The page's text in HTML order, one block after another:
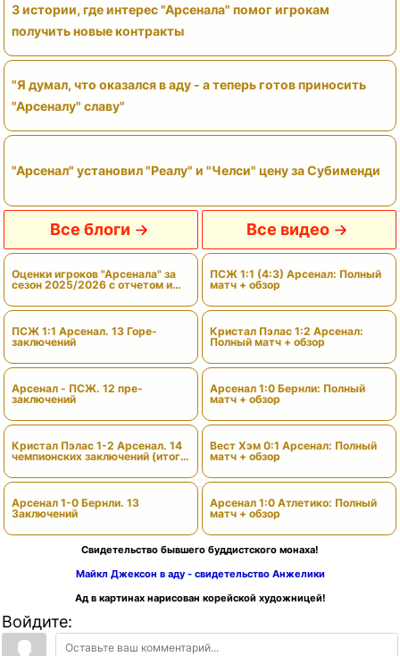
3 истории, где интерес "Арсенала" помог игрокам
получить новые контракты
"Я думал, что оказался в аду - а теперь готов приносить
"Арсеналу" славу"
"Арсенал" установил "Реалу" и "Челси" цену за Субименди
Все блоги
Оценки игроков "Арсенала" за
сезон 2025/2026 с отчетом и
ПСЖ 1:1 Арсенал. 13 Горе-
заключений
Арсенал - ПСЖ. 12 пре-
заключений
Кристал Пэлас 1-2 Арсенал. 14
чемпионских заключений (итоги
Арсенал 1-0 Бернли. 13
Заключений
Все видео
ПСЖ 1:1 (4:3) Арсенал: Полный
матч + обзор
Кристал Пэлас 1:2 Арсенал:
Полный матч + обзор
Арсенал 1:0 Бернли: Полный
матч + обзор
Вест Хэм 0:1 Арсенал: Полный
матч + обзор
Арсенал 1:0 Атлетико: Полный
матч + обзор
Свидетельство бывшего буддистского монаха!
Майкл Джексон в аду - свидетельство Анжелики
Ад в картинах нарисован корейской художницей!
Войдите: